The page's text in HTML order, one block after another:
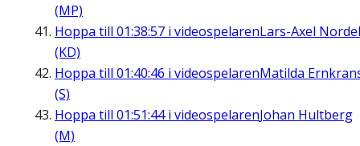
(MP)
Hoppa till 01:38:57 i videospelarenLars-Axel
(KD)
Hoppa till 01:40:46 i videospelarenMatilda
(S)
Hoppa till 01:51:44i videospelarenJohan Hultberg
(M)